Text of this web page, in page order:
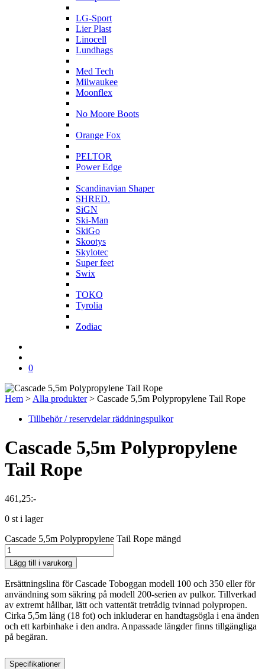
LG-Sport
Lier Plast
Linocell
Lundhags
Med Tech
Milwaukee
Moonflex
No Moore Boots
Orange Fox
PELTOR
Power Edge
Scandinavian Shaper
SHRED.
SiGN
Ski-Man
SkiGo
Skootys
Skylotec
Super feet
Swix
TOKO
Tyrolia
Zodiac
0
Hem > Alla produkter> Cascade 5,5m Polypropylene Tail Rope
Tillbehör / reservdelar räddningspulkor
Cascade 5,5m Polypropylene
Tail Rope
461,25:-
0 st i lager
Cascade 5,5m Polypropylene Tail Rope mängd
Lägg till i varukorg
Ersättningslina för Cascade Toboggan modell 100 och 350 eller för
användning som säkring på modell 200-serien av pulkor. Tillverkad
av extremt hållbar, lätt och vattentät tretrådig tvinnad polypropen.
Cirka 5,5m lång (18 fot) och inkluderar en handtagsögla i ena änden
och ett karbinhake i den andra. Anpassade längder finns tillgängliga
på begäran.
Specifikationer